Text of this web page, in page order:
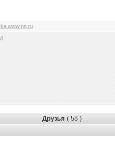
Друзья ( 58 )